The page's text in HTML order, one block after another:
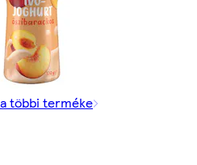
többi terméke